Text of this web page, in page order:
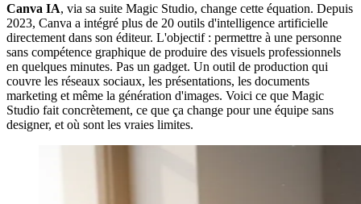
Canva IA, via sa suite Magic Studio, change cette équation. Depuis
2023, Canva a intégré plus de 20 outils d'intelligence artificielle
directement dans son éditeur. L'objectif : permettre à une personne
sans compétence graphique de produire des visuels professionnels
en quelques minutes. Pas un gadget. Un outil de production qui
couvre les réseaux sociaux, les présentations, les documents
marketing et même la génération d'images. Voici ce que Magic
Studio fait concrètement, ce que ça change pour une équipe sans
designer, et où sont les vraies limites.